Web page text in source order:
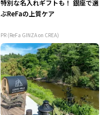
特別な名入れギフトも！ 銀座で選
ぶReFaの上質ケア
PR (ReFa GINZA on CREA)